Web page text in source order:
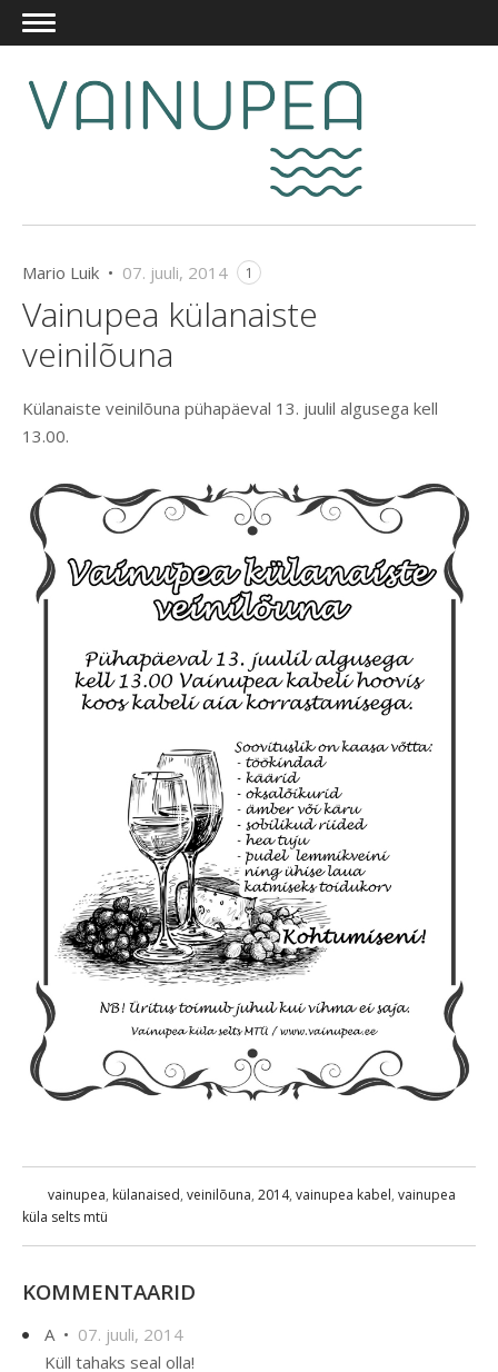
Mario Luik • 07. juuli, 2014 1
Vainupea külanaiste
veinilõuna
Külanaiste veinilõuna pühapäeval 13. juulil algusega kell
13.00.
vainupea, külanaised, veinilõuna, 2014, vainupea kabel, vainupea
küla selts mtü
KOMMENTAARID
A • 07. juuli, 2014
Küll tahaks seal olla!